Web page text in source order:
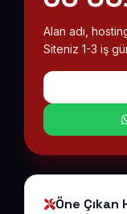
Alan adı,
Siteniz 1-3 iş
Öne Çıkan